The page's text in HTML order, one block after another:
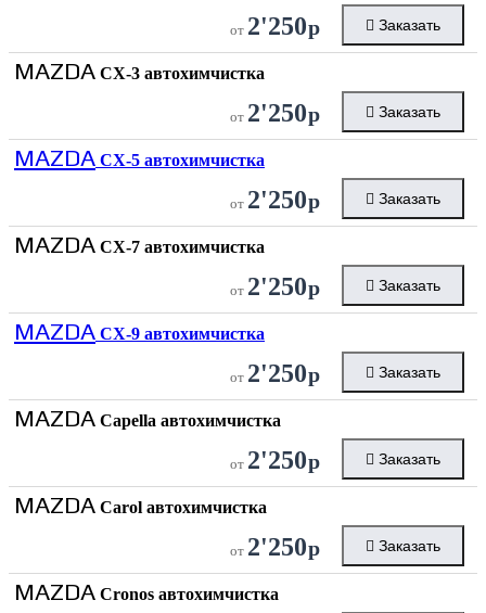
от 2'250р Заказать
MAZDA CX-3 автохимчистка
от 2'250р Заказать
MAZDA CX-5 автохимчистка
от 2'250р Заказать
MAZDA CX-7 автохимчистка
от 2'250р Заказать
MAZDA CX-9 автохимчистка
от 2'250р Заказать
MAZDA Capella автохимчистка
от 2'250р Заказать
MAZDA Carol автохимчистка
от 2'250р Заказать
MAZDA Cronos автохимчистка